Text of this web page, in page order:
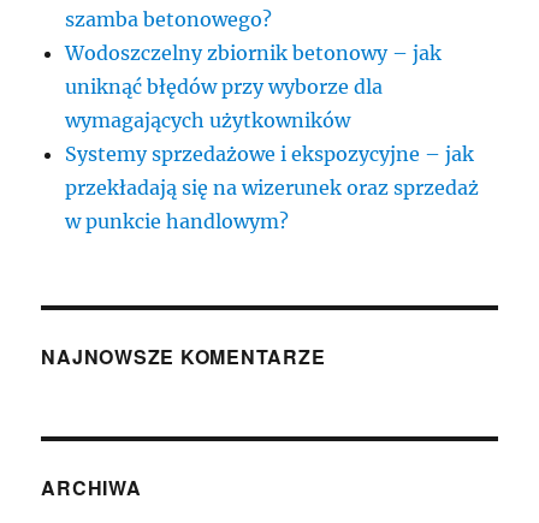
szamba betonowego?
Wodoszczelny zbiornik betonowy – jak
uniknąć błędów przy wyborze dla
wymagających użytkowników
Systemy sprzedażowe i ekspozycyjne – jak
przekładają się na wizerunek oraz sprzedaż
w punkcie handlowym?
NAJNOWSZE KOMENTARZE
ARCHIWA